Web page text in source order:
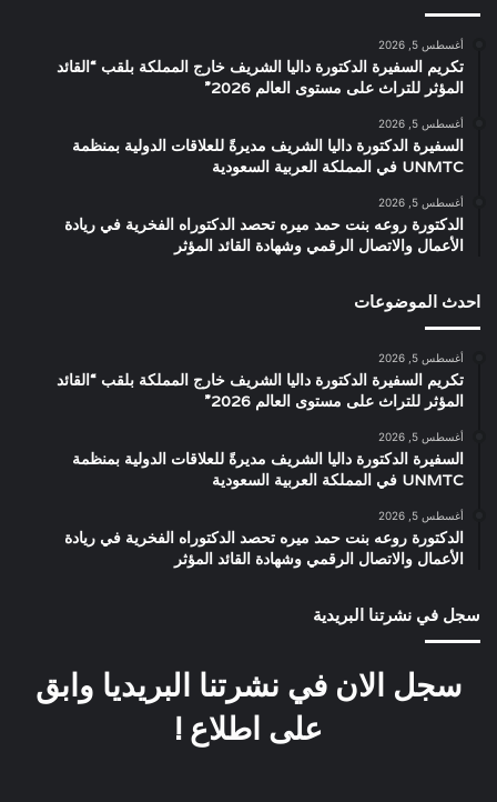
أغسطس 5, 2026
تكريم السفيرة الدكتورة داليا الشريف خارج المملكة بلقب “القائد
المؤثر للتراث على مستوى العالم 2026”
أغسطس 5, 2026
السفيرة الدكتورة داليا الشريف مديرةً للعلاقات الدولية بمنظمة
UNMTC في المملكة العربية السعودية
أغسطس 5, 2026
الدكتورة روعه بنت حمد ميره تحصد الدكتوراه الفخرية في ريادة
الأعمال والاتصال الرقمي وشهادة القائد المؤثر
احدث الموضوعات
أغسطس 5, 2026
تكريم السفيرة الدكتورة داليا الشريف خارج المملكة بلقب “القائد
المؤثر للتراث على مستوى العالم 2026”
أغسطس 5, 2026
السفيرة الدكتورة داليا الشريف مديرةً للعلاقات الدولية بمنظمة
UNMTC في المملكة العربية السعودية
أغسطس 5, 2026
الدكتورة روعه بنت حمد ميره تحصد الدكتوراه الفخرية في ريادة
الأعمال والاتصال الرقمي وشهادة القائد المؤثر
سجل في نشرتنا البريدية
سجل الان في نشرتنا البريديا وابق
على اطلاع !